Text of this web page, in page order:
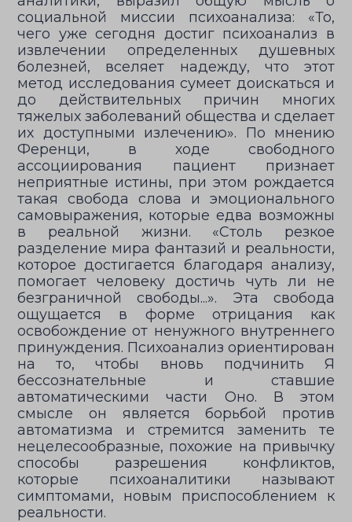
социальной миссии психоанализа: «То,
чего уже сегодня достиг психоанализ в
извлечении определенных душевных
болезней, вселяет надежду, что этот
метод исследования сумеет доискаться и
до действительных причин многих
тяжелых заболеваний общества и сделает
их доступными излечению». По мнению
Ференци, в ходе свободного
ассоциирования пациент признает
неприятные истины, при этом рождается
такая свобода слова и эмоционального
самовыражения, которые едва возможны
в реальной жизни. «Столь резкое
разделение мира фантазий и реальности,
которое достигается благодаря анализу,
помогает человеку достичь чуть ли не
безграничной свободы...». Эта свобода
ощущается в форме отрицания как
освобождение от ненужного внутреннего
принуждения. Психоанализ ориентирован
на то, чтобы вновь подчинить Я
бессознательные и ставшие
автоматическими части Оно. В этом
смысле он является борьбой против
автоматизма и стремится заменить те
нецелесообразные, похожие на привычку
способы разрешения конфликтов,
которые психоаналитики называют
симптомами, новым приспособлением к
реальности.